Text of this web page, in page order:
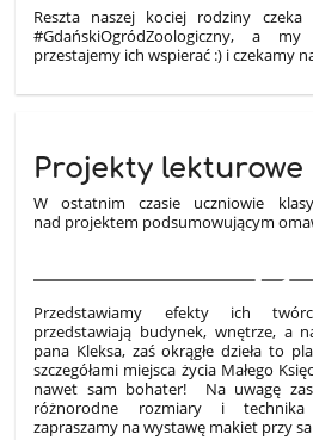
Reszta naszej kociej rodziny
#GdańskiOgródZoologiczny, a
przestajemy ich wspierać :) i czekamy
Projekty lekturowe
W ostatnim czasie uczniowie
nad projektem podsumowującym
1
Przedstawiamy efekty ich
przedstawiają budynek, wnętrze, a
pana Kleksa, zaś okrągłe dzieła to
szczegółami miejsca życia Małego
nawet sam bohater! Na uwagę
różnorodne rozmiary i technika
zapraszamy na wystawę makiet przy